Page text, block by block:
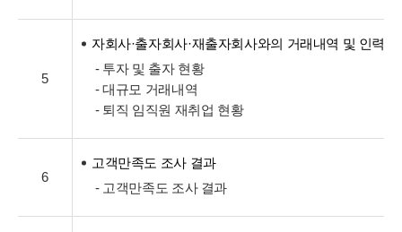
5
자회사·출자회사·재출자회사와의 거래내역 및 인력
- 투자 및 출자 현황
- 대규모 거래내역
- 퇴직 임직원 재취업 현황
6
고객만족도 조사 결과
- 고객만족도 조사 결과